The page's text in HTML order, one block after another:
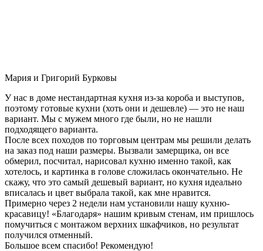
Мария и Григорий Бурковы
У нас в доме нестандартная кухня из-за короба и выступов,
поэтому готовые кухни (хоть они и дешевле) — это не наш
вариант. Мы с мужем много где были, но не нашли
подходящего варианта.
После всех походов по торговым центрам мы решили делать
на заказ под наши размеры. Вызвали замерщика, он все
обмерил, посчитал, нарисовал кухню именно такой, как
хотелось, и картинка в голове сложилась окончательно. Не
скажу, что это самый дешевый вариант, но кухня идеально
вписалась и цвет выбрала такой, как мне нравится.
Примерно через 2 недели нам установили нашу кухню-
красавицу! «Благодаря» нашим кривым стенам, им пришлось
помучиться с монтажом верхних шкафчиков, но результат
получился отменный.
Большое всем спасибо! Рекомендую!